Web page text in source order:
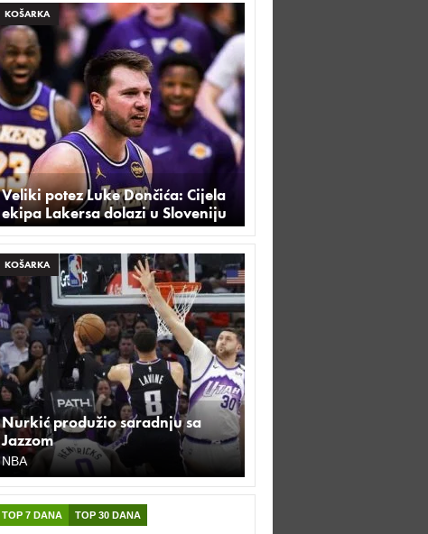
KOŠARKA
Veliki potez Luke Dončića: Cijela
ekipa Lakersa dolazi u Sloveniju
KOŠARKA
Nurkić produžio saradnju sa
Jazzom
NBA
TOP 7 DANA TOP 30 DANA